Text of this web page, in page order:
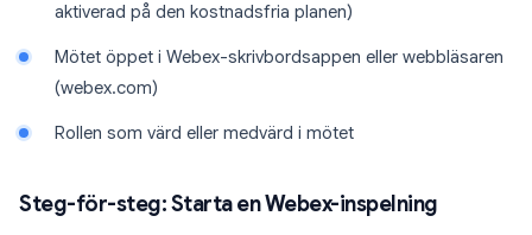
aktiverad på den kostnadsfria planen)
Mötet öppet i Webex-skrivbordsappen eller webbläsaren
(webex.com)
Rollen som värd eller medvärd i mötet
Steg-för-steg: Starta en Webex-inspelning